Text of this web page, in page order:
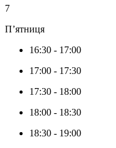
7
П’ятниця
16:30 - 17:00
17:00 - 17:30
17:30 - 18:00
18:00 - 18:30
18:30 - 19:00